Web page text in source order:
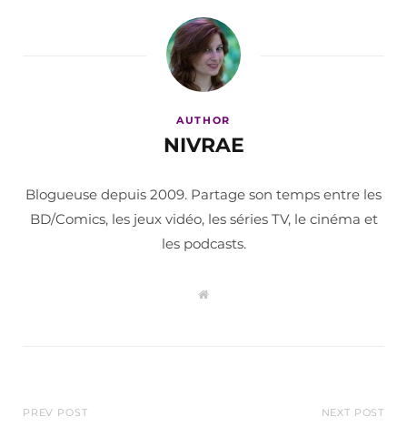
AUTHOR
NIVRAE
Blogueuse depuis 2009. Partage son temps entre les
BD/Comics, les jeux vidéo, les séries TV, le cinéma et
les podcasts.
W
PREV POST NEXT POST